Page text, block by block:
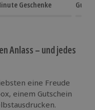
Geschenke
Anlass – und jedes
eine Freude
einem Gutschein